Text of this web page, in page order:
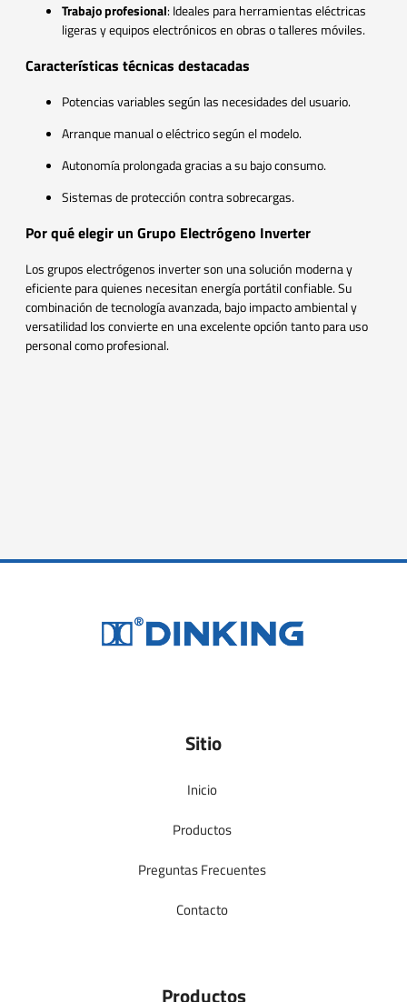
Trabajo profesional: Ideales para herramientas eléctricas
ligeras y equipos electrónicos en obras o talleres móviles.
Características técnicas destacadas
Potencias variables según las necesidades del usuario.
Arranque manual o eléctrico según el modelo.
Autonomía prolongada gracias a su bajo consumo.
Sistemas de protección contra sobrecargas.
Por qué elegir un Grupo Electrógeno Inverter
Los grupos electrógenos inverter son una solución moderna y
eficiente para quienes necesitan energía portátil confiable. Su
combinación de tecnología avanzada, bajo impacto ambiental y
versatilidad los convierte en una excelente opción tanto para uso
personal como profesional.
Sitio
Inicio
Productos
Preguntas Frecuentes
Contacto
Productos